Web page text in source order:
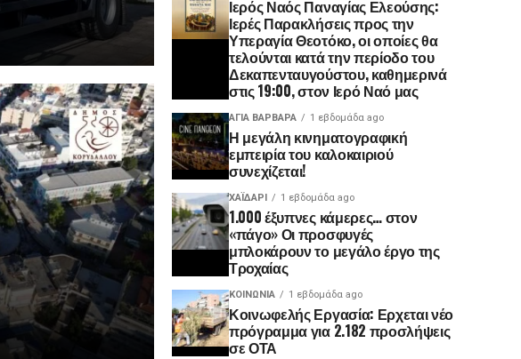
Ιερός Ναός Παναγίας Ελεούσης:
Ιερές Παρακλήσεις προς την
Υπεραγία Θεοτόκο, οι οποίες θα
τελούνται κατά την περίοδο του
Δεκαπενταυγούστου, καθημερινά
στις 19:00, στον Ιερό Ναό μας
ΑΓΙΑ ΒΑΡΒΑΡΑ 1 εβδομάδα ago
Η μεγάλη κινηματογραφική
εμπειρία του καλοκαιριού
συνεχίζεται!
ΧΑΪΔΑΡΙ 1 εβδομάδα ago
1.000 έξυπνες κάμερες… στον
«πάγο» Οι προσφυγές
μπλοκάρουν το μεγάλο έργο της
Τροχαίας
ΚΟΙΝΩΝΊΑ 1 εβδομάδα ago
Κοινωφελής Εργασία: Ερχεται νέο
πρόγραμμα για 2.182 προσλήψεις
σε ΟΤΑ